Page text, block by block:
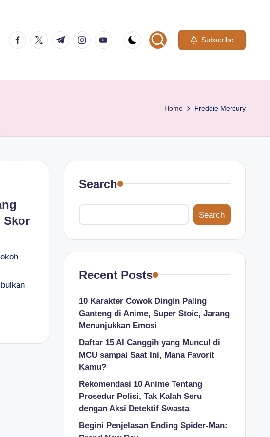
facebook.com
twitter.com
t.me instagram.com
youtube.com Subscribe
Home Freddie Mercury
Skor
Search
Search
Recent Posts
10 Karakter Cowok Dingin Paling
Ganteng di Anime, Super Stoic, Jarang
Menunjukkan Emosi
Daftar 15 AI Canggih yang Muncul di
MCU sampai Saat Ini, Mana Favorit
Kamu?
Rekomendasi 10 Anime Tentang
Prosedur Polisi, Tak Kalah Seru
dengan Aksi Detektif Swasta
Begini Penjelasan Ending Spider-Man: